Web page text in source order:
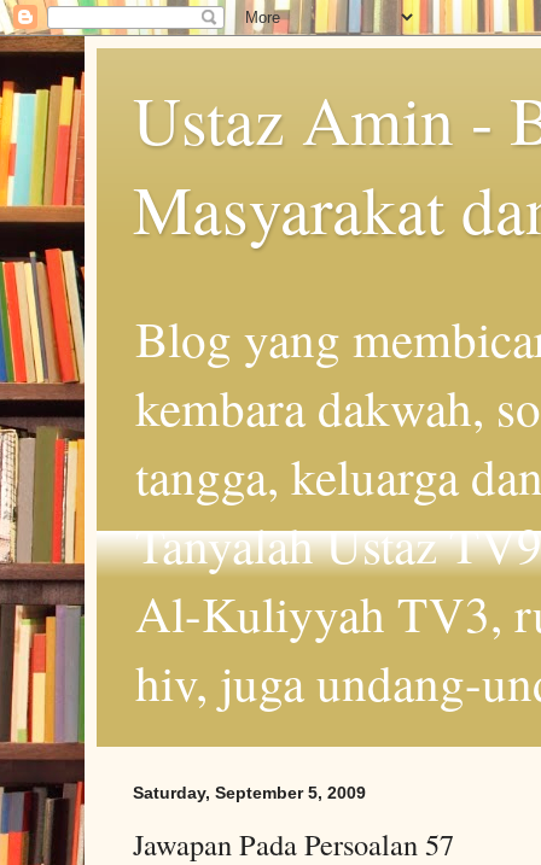
Ustaz Amin -
Masyarakat
Blog yang
kembara dakwah,
tangga, keluarga
Tanyalah Ustaz
Al-Kuliyyah TV3,
hiv, juga undang-
Saturday, September 5, 2009
Jawapan Pada Persoalan 57